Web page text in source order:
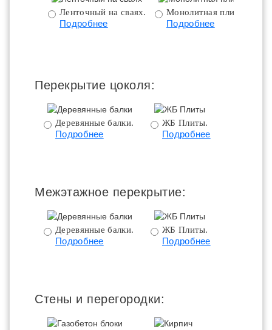
Ленточный на сваях.
Подробнее
Монолитная плита.
Подробнее
Перекрытие цоколя:
Деревянные балки.
Подробнее
ЖБ Плиты.
Подробнее
Межэтажное перекрытие:
Деревянные балки.
Подробнее
ЖБ Плиты.
Подробнее
Стены и перегородки: